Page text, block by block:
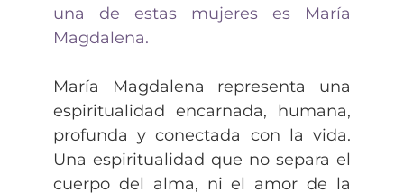
una de estas mujeres es María
Magdalena.
María Magdalena representa una
espiritualidad encarnada, humana,
profunda y conectada con la vida.
Una espiritualidad que no separa el
cuerpo del alma, ni el amor de la